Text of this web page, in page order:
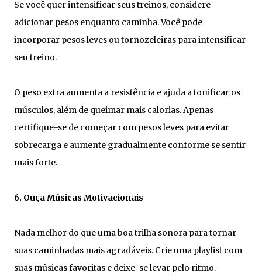
Se você quer intensificar seus treinos, considere
adicionar pesos enquanto caminha. Você pode
incorporar pesos leves ou tornozeleiras para intensificar
seu treino.
O peso extra aumenta a resistência e ajuda a tonificar os
músculos, além de queimar mais calorias. Apenas
certifique-se de começar com pesos leves para evitar
sobrecarga e aumente gradualmente conforme se sentir
mais forte.
6. Ouça Músicas Motivacionais
Nada melhor do que uma boa trilha sonora para tornar
suas caminhadas mais agradáveis. Crie uma playlist com
suas músicas favoritas e deixe-se levar pelo ritmo.